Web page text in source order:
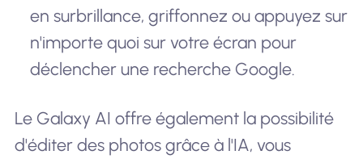
en surbrillance, griffonnez ou appuyez sur
n'importe quoi sur votre écran pour
déclencher une recherche Google.
Le Galaxy AI offre également la possibilité
d'éditer des photos grâce à l'IA, vous